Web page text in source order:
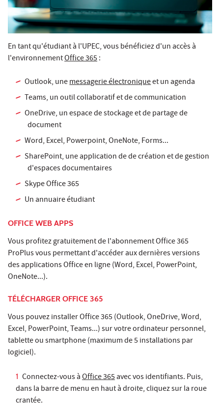
En tant qu'étudiant à l'UPEC, vous bénéficiez d'un accès à
l'environnementOffice 365:
Outlook, unemessagerie électroniqueet un agenda
Teams, un outil collaboratif et de communication
OneDrive, un espace de stockage et de partage de
document
Word, Excel, Powerpoint, OneNote, Forms...
SharePoint, une application de de création et de gestion
d'espaces documentaires
Skype Office 365
Un annuaire étudiant
OFFICE WEB APPS
Vous profitez gratuitement de l'abonnement Office 365
ProPlus vous permettant d'accéder aux dernières versions
des applications Office en ligne (Word, Excel, PowerPoint,
OneNote...).
TÉLÉCHARGER OFFICE 365
Vous pouvez installer Office 365 (Outlook, OneDrive, Word,
Excel, PowerPoint, Teams...) sur votre ordinateur personnel,
tablette ou smartphone (maximum de 5 installations par
logiciel).
Connectez-vous àOffice 365avec vos identifiants. Puis,
dans la barre de menu en haut à droite, cliquez sur la roue
crantée.